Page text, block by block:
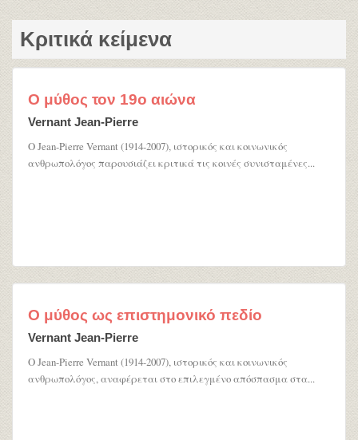
Κριτικά κείμενα
O μύθος τον 19ο αιώνα
Vernant Jean-Pierre
Ο Jean-Pierre Vernant (1914-2007), ιστορικός και κοινωνικός
ανθρωπολόγος παρουσιάζει κριτικά τις κοινές συνισταμένες...
Ο μύθος ως επιστημονικό πεδίο
Vernant Jean-Pierre
Ο Jean-Pierre Vernant (1914-2007), ιστορικός και κοινωνικός
ανθρωπολόγος, αναφέρεται στο επιλεγμένο απόσπασμα στα...